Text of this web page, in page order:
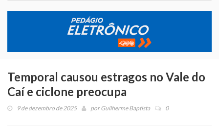
Temporal causou estragos no Vale do
Caí e ciclone preocupa
9 de dezembro de 2025 porGuilherme Baptista 0